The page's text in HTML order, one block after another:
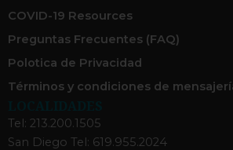
COVID-19 Resources
Preguntas Frecuentes (FAQ)
Polotica de Privacidad
Términos y condiciones de
Tel: 213.200.1505
San Diego Tel: 619.955.2024